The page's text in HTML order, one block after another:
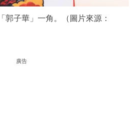
郭子華」一角。（圖片來源：
廣告